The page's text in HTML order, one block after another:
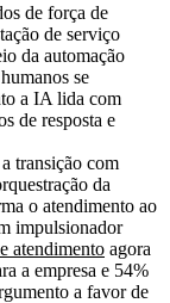
de força de
de serviço
da automação
se
a IA lida com
de resposta e
transição com
da
o atendimento ao
impulsionador
atendimento agora
a empresa e 54%
a favor de